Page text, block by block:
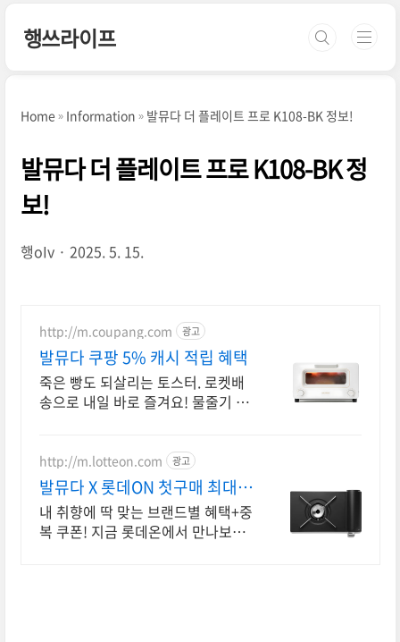
행쓰라이프
Home Information 발뮤다 더 플레이트 프로 K108-BK 정보!
발뮤다 더 플레이트 프로 K108-BK 정
보!
행oIv 2025. 5. 15.
http://m.coupang.com 광고
발뮤다 쿠팡 5% 캐시 적립 혜택
죽은 빵도 되살리는 토스터. 로켓배
송으로 내일 바로 즐겨요! 물줄기 조
http://m.lotteon.com 광고
발뮤다 X 롯데ON 첫구매 최대 5
천원 혜택!
내 취향에 딱 맞는 브랜드별 혜택+중
복 쿠폰! 지금 롯데온에서 만나보세